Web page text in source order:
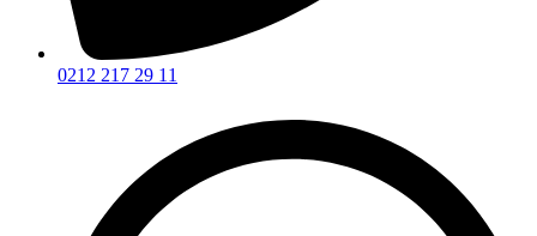
0212 217 29 11